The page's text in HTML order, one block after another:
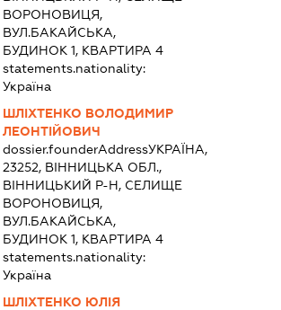
ВОРОНОВИЦЯ,
ВУЛ.БАКАЙСЬКА,
БУДИНОК 1, КВАРТИРА 4
statements.nationality:
Україна
ШЛІХТЕНКО ВОЛОДИМИР
ЛЕОНТІЙОВИЧ
dossier.founderAddressУКРАЇНА,
23252, ВІННИЦЬКА ОБЛ.,
ВІННИЦЬКИЙ Р-Н, СЕЛИЩЕ
ВОРОНОВИЦЯ,
ВУЛ.БАКАЙСЬКА,
БУДИНОК 1, КВАРТИРА 4
statements.nationality:
Україна
ШЛІХТЕНКО ЮЛІЯ